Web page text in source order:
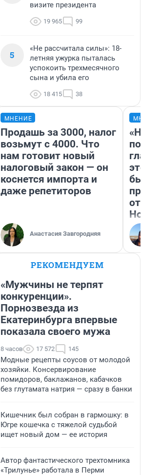
визите президента
19 965 99
5
«Не рассчитала силы»: 18-
летняя ужурка пыталась
успокоить трехмесячного
сына и убила его
18 415 38
МНЕНИЕ
Продашь за 3000, налог
возьмут с 4000. Что
нам готовит новый
налоговый закон — он
коснется импорта и
даже репетиторов
Анастасия Завгородняя
этого
бьет
РЕКОМЕНДУЕМ
«Мужчины не терпят
конкуренции».
Порнозвезда из
Екатеринбурга впервые
показала своего мужа
8 часов 17 572 145
Модные рецепты соусов от молодой
хозяйки. Консервирование
помидоров, баклажанов, кабачков
без глутамата натрия — сразу в банки
Кишечник был собран в гармошку: в
Югре кошечка с тяжелой судьбой
ищет новый дом — ее история
Автор фантастического трехтомника
«Трилунье» работала в Перми